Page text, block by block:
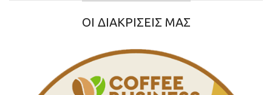
ΟΙ ΔΙΑΚΡΙΣΕΙΣ ΜΑΣ